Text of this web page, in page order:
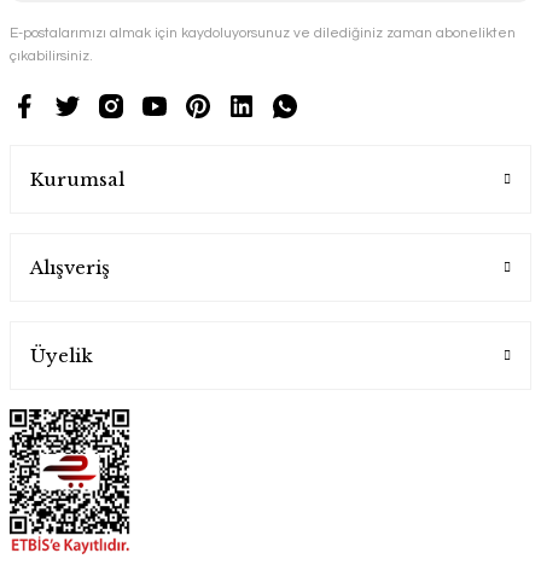
E-postalarımızı almak için kaydoluyorsunuz ve dilediğiniz zaman abonelikten
çıkabilirsiniz.
Kurumsal
Alışveriş
Üyelik